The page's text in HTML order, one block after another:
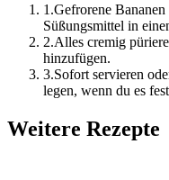
1 .Gefrorene
Süßungsmittel in
2.Alles cremig
hinzufügen.
3.Sofort servieren
legen, wenn du es
Weitere Rezepte